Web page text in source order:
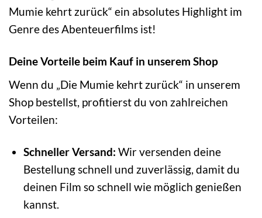
Mumie kehrt zurück“ ein absolutes Highlight im
Genre des Abenteuerfilms ist!
Deine Vorteile beim Kauf in unserem Shop
Wenn du „Die Mumie kehrt zurück“ in unserem
Shop bestellst, profitierst du von zahlreichen
Vorteilen:
Schneller Versand: Wir versenden deine
Bestellung schnell und zuverlässig, damit du
deinen Film so schnell wie möglich genießen
kannst.